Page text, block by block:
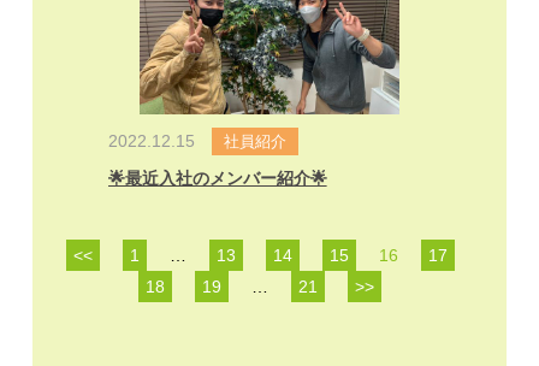
2022.12.15 社員紹介
🌟最近入社のメンバー紹介🌟
<< 1 13 14 15 16
17
18
19 21 >>